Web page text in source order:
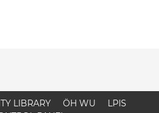
LIBRARY ÖH WU
LPIS